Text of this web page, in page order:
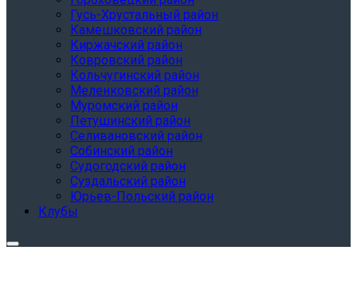
Гусь-Хрустальный район
Камешковский район
Киржачский район
Ковровский район
Кольчугинский район
Меленковский район
Муромский район
Петушинский район
Селивановский район
Собинский район
Судогодский район
Суздальский район
Юрьев-Польский район
Клубы